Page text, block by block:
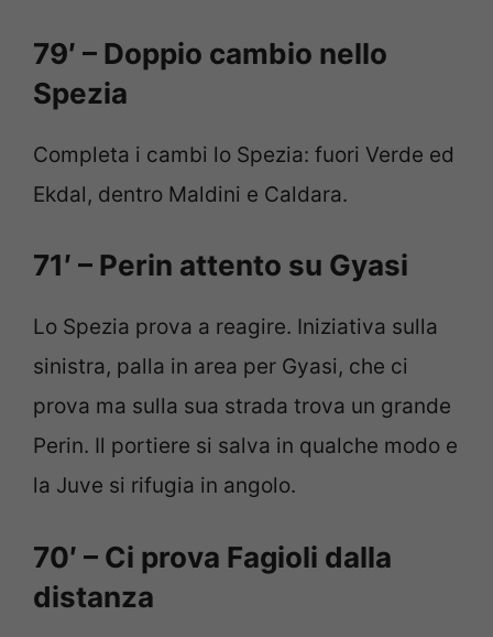
79′ – Doppio cambio nello
Spezia
Completa i cambi lo Spezia: fuori Verde ed
Ekdal, dentro Maldini e Caldara.
71′ – Perin attento su Gyasi
Lo Spezia prova a reagire. Iniziativa sulla
sinistra, palla in area per Gyasi, che ci
prova ma sulla sua strada trova un grande
Perin. Il portiere si salva in qualche modo e
la Juve si rifugia in angolo.
70′ – Ci prova Fagioli dalla
distanza